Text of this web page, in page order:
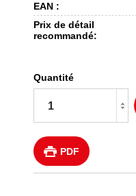
EAN :
Prix de détail
recommandé:
Quantité
PDF